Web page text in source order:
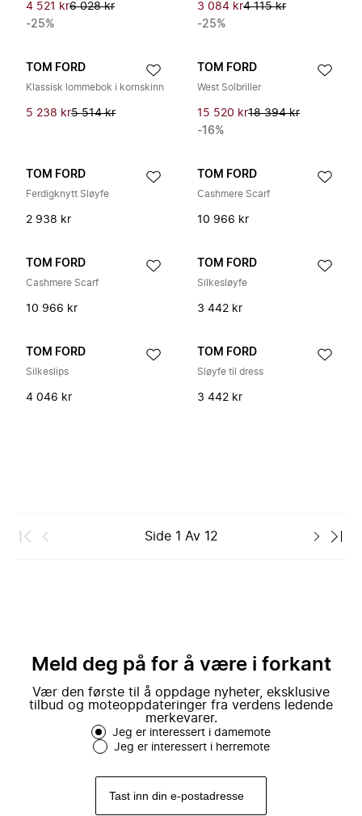
4 521 kr6 028 kr
-25%
3 084 kr4 115 kr
-25%
TOM FORD
Klassisk lommebok i kornskinn
5 238 kr5 514 kr
TOM FORD
West Solbriller
15 520 kr18 394 kr
-16%
TOM FORD
Ferdigknytt Sløyfe
2 938 kr
TOM FORD
Cashmere Scarf
10 966 kr
TOM FORD
Cashmere Scarf
10 966 kr
TOM FORD
Silkesløyfe
3 442 kr
TOM FORD
Silkeslips
4 046 kr
TOM FORD
Sløyfe til dress
3 442 kr
Side 1 Av 12
Meld deg på for å være i forkant
Vær den første til å oppdage nyheter, eksklusive
tilbud og moteoppdateringer fra verdens ledende
merkevarer.
Jeg er interessert i damemote
Jeg er interessert i herremote